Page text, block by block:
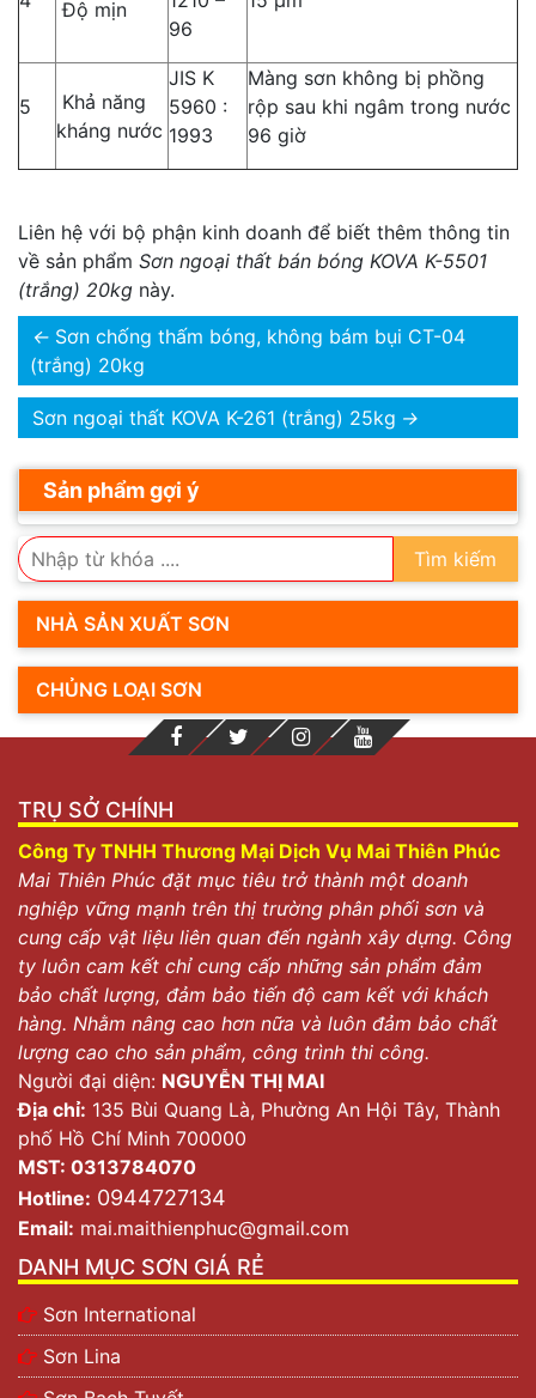
Độ mịn
96
5
Khả năng
kháng nước
JIS K
5960 :
1993
Màng sơn không bị phồng
rộp sau khi ngâm trong nước
96 giờ
Liên hệ với bộ phận kinh doanh để biết thêm thông tin
về sản phẩm Sơn ngoại thất bán bóng KOVA K-5501
(trắng) 20kg này.
← Sơn chống thấm bóng, không bám bụi CT-04
(trắng) 20kg
Sơn ngoại thất KOVA K-261 (trắng) 25kg →
Sản phẩm gợi ý
Tìm kiếm
NHÀ SẢN XUẤT SƠN
CHỦNG LOẠI SƠN
TRỤ SỞ CHÍNH
Công Ty TNHH Thương Mại Dịch Vụ Mai Thiên Phúc
Mai Thiên Phúc đặt mục tiêu trở thành một doanh
nghiệp vững mạnh trên thị trường phân phối sơn và
cung cấp vật liệu liên quan đến ngành xây dựng. Công
ty luôn cam kết chỉ cung cấp những sản phẩm đảm
bảo chất lượng, đảm bảo tiến độ cam kết với khách
hàng. Nhằm nâng cao hơn nữa và luôn đảm bảo chất
lượng cao cho sản phẩm, công trình thi công.
Người đại diện: NGUYỄN THỊ MAI
Địa chỉ: 135 Bùi Quang Là, Phường An Hội Tây, Thành
phố Hồ Chí Minh 700000
MST: 0313784070
Hotline: 0944727134
Email: mai.maithienphuc@gmail.com
DANH MỤC SƠN GIÁ RẺ
Sơn International
Sơn Lina